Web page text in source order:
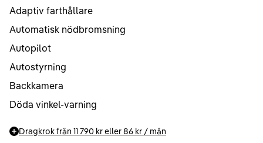
Adaptiv farthållare
Automatisk nödbromsning
Autopilot
Autostyrning
Backkamera
Döda vinkel-varning
Dragkrok från 11 790 kreller86 kr / mån